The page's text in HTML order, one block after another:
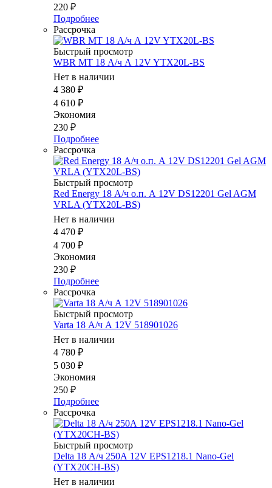
220 ₽
Подробнее
Рассрочка
Быстрый просмотр
WBR MT 18 А/ч А 12V YTX20L-BS
Нет в наличии
4 380 ₽
4 610 ₽
Экономия
230 ₽
Подробнее
Рассрочка
Быстрый просмотр
Red Energy 18 А/ч о.п. А 12V DS12201 Gel AGM
VRLA (YTX20L-BS)
Нет в наличии
4 470 ₽
4 700 ₽
Экономия
230 ₽
Подробнее
Рассрочка
Быстрый просмотр
Varta 18 А/ч А 12V 518901026
Нет в наличии
4 780 ₽
5 030 ₽
Экономия
250 ₽
Подробнее
Рассрочка
Быстрый просмотр
Delta 18 А/ч 250А 12V EPS1218.1 Nano-Gel
(YTX20CH-BS)
Нет в наличии